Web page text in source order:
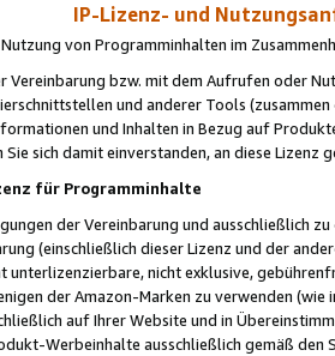
IP-Lizenz- und
von Programminhalten im
Vereinbarung bzw. mit dem Aufrufen oder
und anderer Tools (zusammen
und Inhalten in Bezug auf
sich damit einverstanden, an diese Lizenz
für Programminhalte
der Vereinbarung und ausschließlich
(einschließlich dieser Lizenz und der
unterlizenzierbare, nicht exklusive,
der Amazon-Marken zu verwenden
auf Ihrer Website und in
Werbeinhalte ausschließlich gemäß